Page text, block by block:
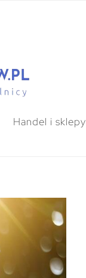
Handel i sklepy